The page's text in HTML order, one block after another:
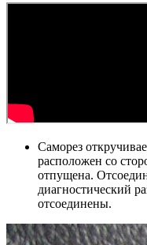
Саморез
расположен со
отпущена.
диагностический
отсоединены.